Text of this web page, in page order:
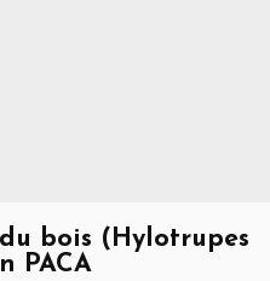
bois (Hylotrupes
PACA